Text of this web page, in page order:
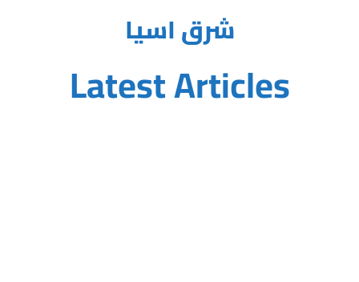
شرق اسيا
Latest Articles